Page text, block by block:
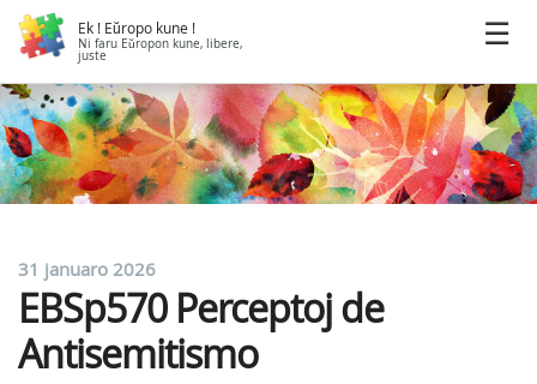
Ek ! Eŭropo kune !
Ni faru Eŭropon kune, libere,
juste
31 januaro 2026
EBSp570 Perceptoj de
Antisemitismo